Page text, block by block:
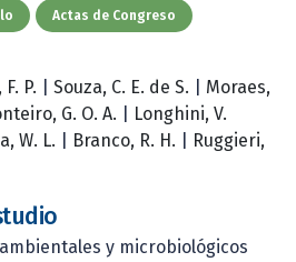
Actas de Congreso
P. Souza, C. E. de S.
Moraes,
G. O. A.
Longhini, V.
W. L. Branco, R. H.
Ruggieri,
y microbiológicos